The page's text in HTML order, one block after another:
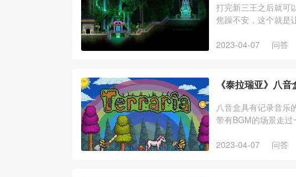
打完新三王之后就可
焦躁不安，这个就是
2023-04-07
问答
《泰拉瑞亚》八
八音盒具有记录音乐
带有BGM的场景走
2023-04-07
问答